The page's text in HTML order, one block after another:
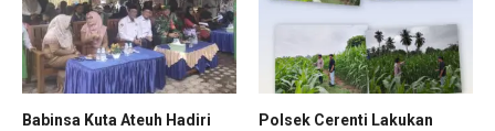
Babinsa Kuta Ateuh Hadiri
Polsek Cerenti Lakukan